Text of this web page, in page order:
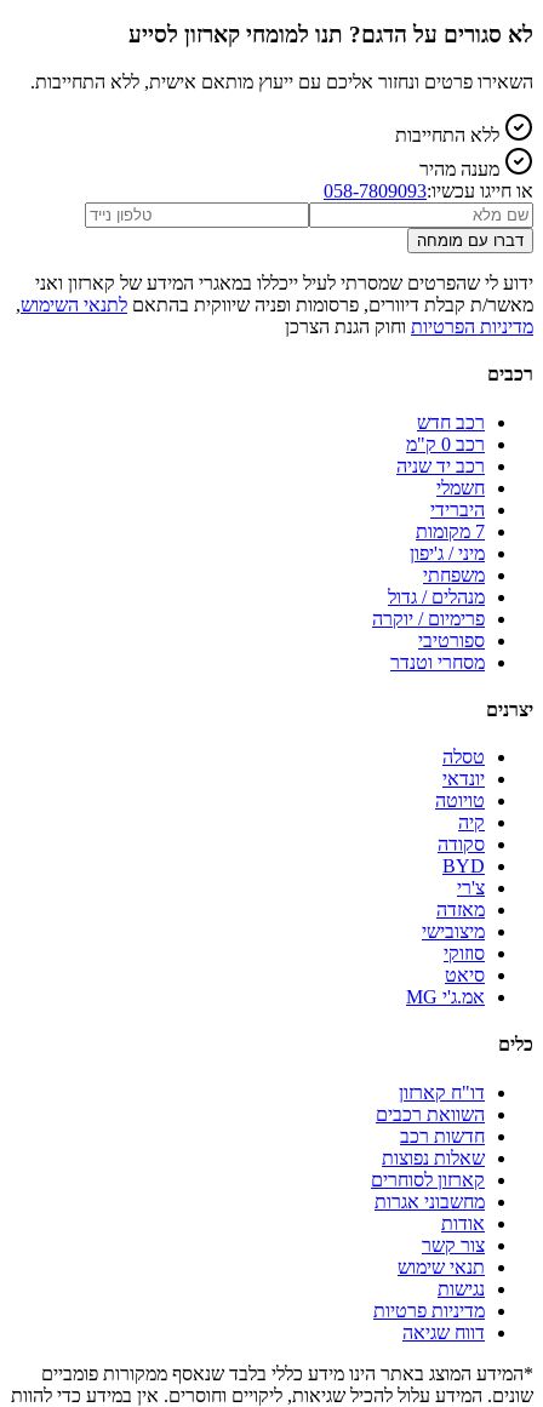
לא סגורים על הדגם? תנו למומחי קארזון לסייע
השאירו פרטים ונחזור אליכם עם ייעוץ מותאם אישית, ללא התחייבות.
ללא התחייבות
מענה מהיר
או חייגו עכשיו:058-7809093
דברו עם מומחה
ידוע לי שהפרטים שמסרתי לעיל ייכללו במאגרי המידע של קארזון ואני
מאשר/ת קבלת דיוורים, פרסומות ופניה שיווקית בהתאם לתנאי השימוש,
מדיניות הפרטיות וחוק הגנת הצרכן
רכבים
רכב חדש
רכב 0 ק"מ
רכב יד שניה
חשמלי
היברידי
7 מקומות
מיני / ג'יפון
משפחתי
מנהלים / גדול
פרימיום / יוקרה
ספורטיבי
מסחרי וטנדר
יצרנים
טסלה
יונדאי
טויוטה
קיה
סקודה
BYD
צ'רי
מאזדה
מיצובישי
סוזוקי
סיאט
אמ.ג'י MG
כלים
דו"ח קארזון
השוואת רכבים
חדשות רכב
שאלות נפוצות
קארזון לסוחרים
מחשבוני אגרות
אודות
צור קשר
תנאי שימוש
נגישות
מדיניות פרטיות
דווח שגיאה
*המידע המוצג באתר הינו מידע כללי בלבד שנאסף ממקורות פומביים
שונים. המידע עלול להכיל שגיאות, ליקויים וחוסרים. אין במידע כדי להוות